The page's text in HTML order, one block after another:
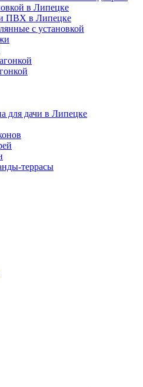
в Липецке
ПВХ в Липецке
с установкой
для дачи в Липецке
террасы